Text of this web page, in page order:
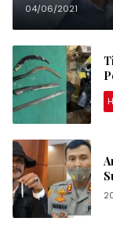
04/06/2021